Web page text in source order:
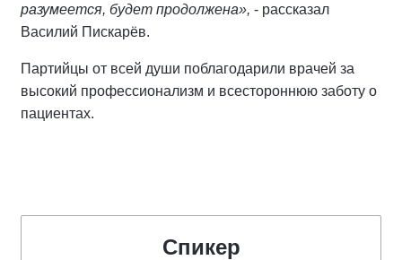
разумеется, будет продолжена», - рассказал
Василий Пискарёв.
Партийцы от всей души поблагодарили врачей за
высокий профессионализм и всестороннюю заботу о
пациентах.
Спикер